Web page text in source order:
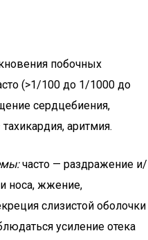
побочных
(>1/100 до 1/1000 до
сердцебиения,
аритмия.
часто — раздражение и/
носа, жжение,
слизистой оболочки
усиление отека